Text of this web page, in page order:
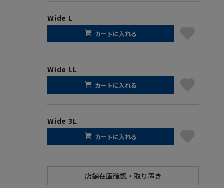
Wide L
カートに入れる
Wide LL
カートに入れる
Wide 3L
カートに入れる